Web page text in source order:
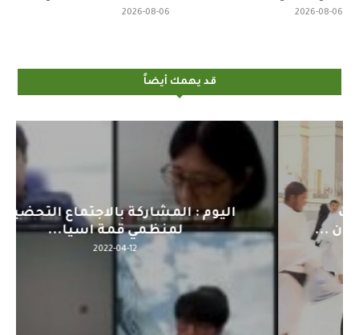
2026-08-06 2026-08-06
قد يهمك أيضاً
اليوم : المشاركة بالاجتماع التحضيري
لمنظمي قمة اسيا...
2022-04-12